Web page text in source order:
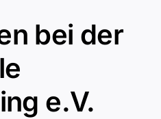
bei der
e.V.